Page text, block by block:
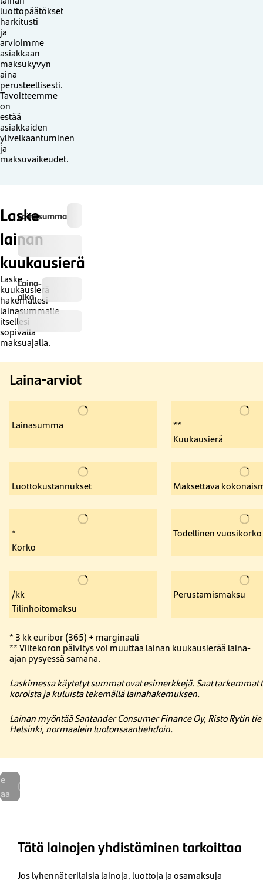
luottopäätökset
harkitusti
ja
arvioimme
asiakkaan
maksukyvyn
aina
perusteellisesti.
Tavoitteemme
on
estää
asiakkaiden
ylivelkaantuminen
ja
maksuvaikeudet.
Laske
lainan
kuukausierä
Laske
kuukausierä
hakemallesi
lainasummalle
itsellesi
sopivalla
maksuajalla.
Lainasumma
Laina-
aika
Laina-arviot
Lainasumma
**
Kuukausierä
Luottokustannukset Maksettava
*
Korko
Todellinen vuosikorko
/kk
Tilinhoitomaksu
Perustamismaksu
* 3 kk euribor (365) + marginaali
**Viitekoron päivitysvoi muuttaa lainan kuukausierää laina-
ajan pysyessäsamana.
Laskimessa käytetyt summat ovat esimerkkejä. Saat tarkemmat
koroista ja kuluista tekemällä lainahakemuksen.
Lainan myöntää Santander Consumer Finance Oy, Risto Rytin
Helsinki, normaalein luotonsaantiehdoin.
Tätä lainojen yhdistäminen tarkoittaa
Jos lyhennät erilaisia lainoja, luottoja ja osamaksuja